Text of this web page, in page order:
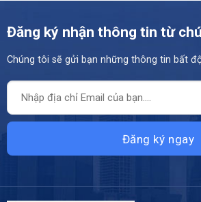
Đăng ký nhận thông tin từ
Chúng tôi sẽ gửi bạn những thông tin bất